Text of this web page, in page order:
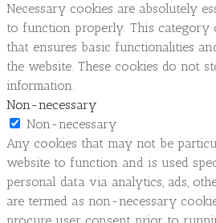
Necessary cookies are absolutely
to function properly. This category
that ensures basic functionalities
the website. These cookies do not
information.
Non-necessary
Non-necessary
Any cookies that may not be
website to function and is used
personal data via analytics, ads,
are termed as non-necessary